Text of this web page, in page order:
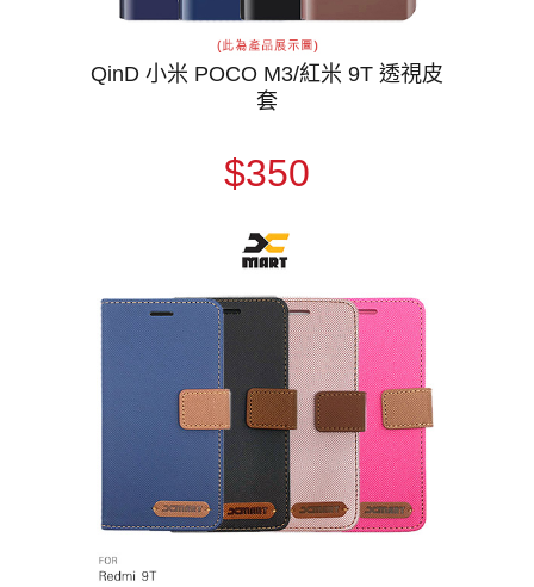
QinD 小米 POCO M3/紅米 9T 透視皮
套
$350